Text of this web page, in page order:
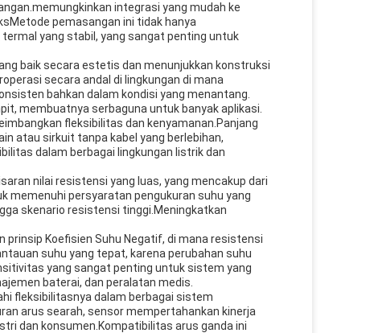
integrasi yang mudah ke
pemasangan ini tidak hanya
yang stabil, yang sangat penting untuk
baik secara estetis dan menunjukkan konstruksi
secara andal di lingkungan di mana
bahkan dalam kondisi yang menantang.
membuatnya serbaguna untuk banyak aplikasi.
fleksibilitas dan kenyamanan.Panjang
atau sirkuit tanpa kabel yang berlebihan,
dalam berbagai lingkungan listrik dan
nilai resistensi yang luas, yang mencakup dari
memenuhi persyaratan pengukuran suhu yang
skenario resistensi tinggi.Meningkatkan
Koefisien Suhu Negatif, di mana resistensi
suhu yang tepat, karena perubahan suhu
yang sangat penting untuk sistem yang
baterai, dan peralatan medis.
fleksibilitasnya dalam berbagai sistem
arus searah, sensor mempertahankan kinerja
dan konsumen.Kompatibilitas arus ganda ini